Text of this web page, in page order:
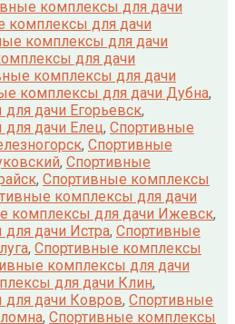
комплексы для дачи
комплексы для дачи
комплексы для дачи
для дачи
комплексы для дачи
комплексы для дачи Дубна,
дачи Егорьевск,
дачи Елец, Спортивные
, Спортивные
, Спортивные
, Спортивные комплексы
комплексы для дачи
комплексы для дачи Ижевск,
дачи Истра, Спортивные
, Спортивные комплексы
комплексы для дачи
для дачи Клин,
дачи Ковров, Спортивные
, Спортивные комплексы